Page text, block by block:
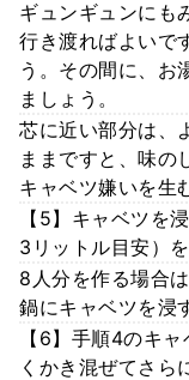
ギュンギュンにも
行き渡ればよいで
う。その間に、お
ましょう。
芯に近い部分は、
ままですと、味の
キャベツ嫌いを生
【5】キャベツを
3リットル目安）を
8人分を作る場合
鍋にキャベツを浸
【6】手順4のキ
くかき混ぜてさら